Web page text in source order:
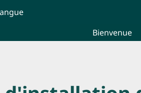
Bienvenue